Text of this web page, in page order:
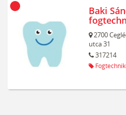
Baki
2700
utca 31
317214